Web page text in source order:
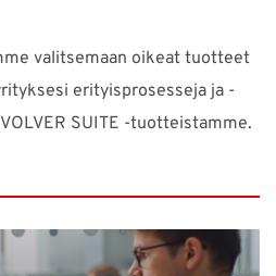
valitsemaan oikeat tuotteet
erityisprosesseja ja -
SUITE -tuotteistamme.